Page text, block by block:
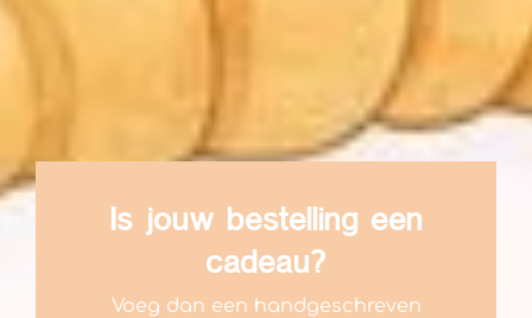
Is jouw bestelling een
cadeau?
Voeg dan een handgeschreven